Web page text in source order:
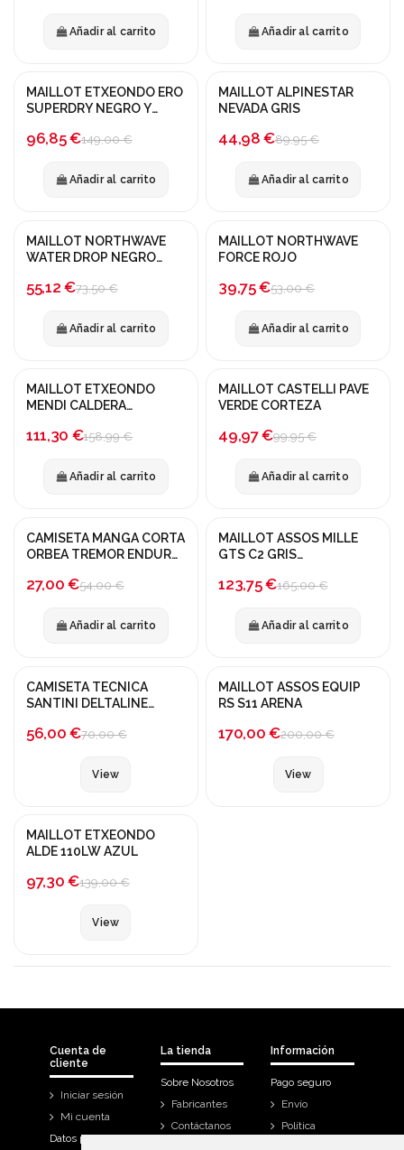
Añadir al carrito Añadir al carrito
¡En oferta!
MAILLOT ETXEONDO ERO
SUPERDRY NEGRO Y
96,85 €149,00 €
Añadir al carrito
¡En oferta!
MAILLOT ALPINESTAR
NEVADA GRIS
44,98 €89,95 €
Añadir al carrito
¡En oferta!
MAILLOT NORTHWAVE
WATER DROP NEGRO
55,12 €73,50 €
Añadir al carrito
¡En oferta!
MAILLOT NORTHWAVE
FORCE ROJO
39,75 €53,00 €
Añadir al carrito
¡En oferta!
MAILLOT ETXEONDO
MENDI CALDERA
111,30 €158,99 €
Añadir al carrito
¡En oferta!
MAILLOT CASTELLI PAVE
VERDE CORTEZA
49,97 €99,95 €
Añadir al carrito
¡En oferta!
CAMISETA MANGA CORTA
ORBEA TREMOR ENDURO
27,00 €54,00 €
Añadir al carrito
¡En oferta!
MAILLOT ASSOS MILLE
GTS C2 GRIS
123,75 €165,00 €
Añadir al carrito
¡En oferta!
CAMISETA TECNICA
SANTINI DELTALINE
56,00 €70,00 €
View
¡En oferta!
MAILLOT ASSOS EQUIP
RS S11 ARENA
170,00 €200,00 €
View
¡En oferta!
MAILLOT ETXEONDO
ALDE 110LW AZUL
97,30 €139,00 €
View
Cuenta de
cliente
Iniciar sesión
Mi cuenta
Datos personales
La tienda
Sobre Nosotros
Fabricantes
Contáctanos
Información
Pago seguro
Envío
Política